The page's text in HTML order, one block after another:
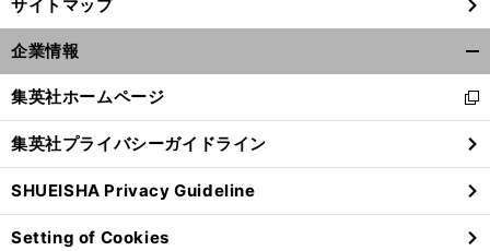
サイトマップ
企業情報
閉
る
集英社ホームページ
新
し
い
ウ
ィ
ン
ド
集英社プライバシーガイドライン
SHUEISHA Privacy Guideline
Setting of Cookies